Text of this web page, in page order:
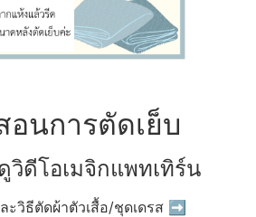
อนการตัดเย็บ
วิดีโอเมจิกแพทเทิร์น
ะวิธีตัดผ้าตัวเสื้อ/ชุดเดรส ➡